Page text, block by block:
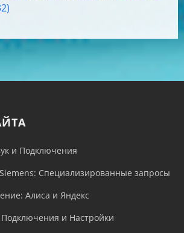
и Подключения
Специализированные запросы
Алиса и Яндекс
и Настройки